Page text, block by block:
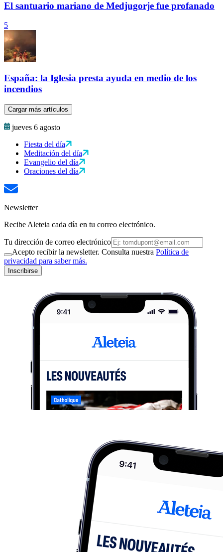
El santuario mariano de Medjugorje fue profanado
5
España: la Iglesia presta ayuda en medio de los
incendios
Cargar más artículos
jueves 6 agosto
Fiesta del día
Meditación del día
Evangelio del día
Oraciones del día
Newsletter
Recibe Aleteia cada día en tu correo electrónico.
Tu dirección de correo electrónico
Acepto recibir la newsletter. Consulta nuestra Política de
privacidad para saber más.
Inscribirse